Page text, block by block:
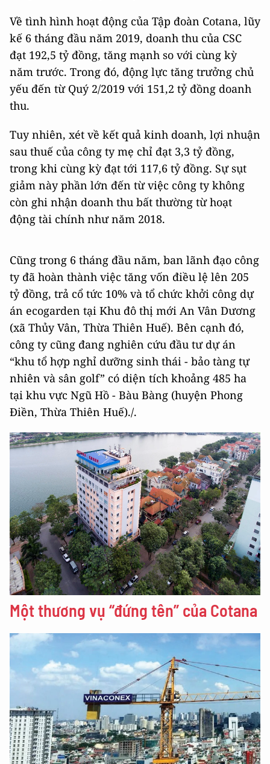
Về tình hình hoạt động của Tập đoàn Cotana, lũy
kế 6 tháng đầu năm 2019, doanh thu của CSC
đạt 192,5 tỷ đồng, tăng mạnh so với cùng kỳ
năm trước. Trong đó, động lực tăng trưởng chủ
yếu đến từ Quý 2/2019 với 151,2 tỷ đồng doanh
thu.
Tuy nhiên, xét về kết quả kinh doanh, lợi nhuận
sau thuế của công ty mẹ chỉ đạt 3,3 tỷ đồng,
trong khi cùng kỳ đạt tới 117,6 tỷ đồng. Sự sụt
giảm này phần lớn đến từ việc công ty không
còn ghi nhận doanh thu bất thường từ hoạt
động tài chính như năm 2018.
Cũng trong 6 tháng đầu năm, ban lãnh đạo công
ty đã hoàn thành việc tăng vốn điều lệ lên 205
tỷ đồng, trả cổ tức 10% và tổ chức khởi công dự
án ecogarden tại Khu đô thị mới An Vân Dương
(xã Thủy Vân, Thừa Thiên Huế). Bên cạnh đó,
công ty cũng đang nghiên cứu đầu tư dự án
“khu tổ hợp nghỉ dưỡng sinh thái - bảo tàng tự
nhiên và sân golf” có diện tích khoảng 485 ha
tại khu vực Ngũ Hồ - Bàu Bàng (huyện Phong
Điền, Thừa Thiên Huế)./.
Một thương vụ “đứng tên” của Cotana